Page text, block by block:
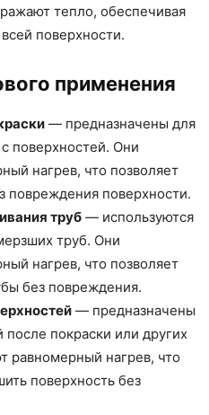
тепло, обеспечивая
поверхности.
применения
— предназначены для
поверхностей. Они
нагрев, что позволяет
повреждения поверхности.
труб — используются
труб. Они
нагрев, что позволяет
без повреждения.
— предназначены
покраски или других
равномерный нагрев, что
поверхность без